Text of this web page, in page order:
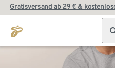
Gratisversand ab 29 € &